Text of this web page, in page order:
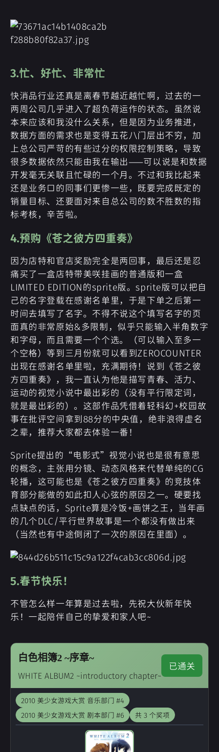
3.忙、好忙、非常忙
快消品行业还真是离春节越近越忙啊，过去的一
两周公司几乎进入了超负荷运作的状态。虽然说
本来应该和我没什么关系，但是因为业务推进，
数据方面的需求也是变得五花八门层出不穷，加
上总公司严苛的有些过分的权限控制策略，导致
很多数据依然只能由我在输出——可以说是和数据
开发毫无关联且忙碌的一个月。不过和我比起来
还是业务口的同事们更惨一些，既要完成既定的
销量目标、还要面对来自总公司的数不胜数的指
标考核，辛苦啦。
4.预购《苍之彼方四重奏》
因为店特和官店奖励完全是两回事，最后还是忍
痛买了一盒店特带美咲挂画的普通版和一盒
LIMITED EDITION的sprite版。sprite版可以把自
己的名字登载在感谢名单里，于是下单之后第一
时间去填写了名字。不得不说这个填写名字的页
面真的非常原始&多限制，似乎只能输入半角数字
和字母，而且需要一个个选。（可以输入至多一
个空格）等到三月份就可以看到ZEROCOUNTER
出现在感谢名单里啦，充满期待！说到《苍之彼
方四重奏》，我一直认为他是描写青春、活力、
运动的视觉小说中最出彩的（没有平行限定词，
就是最出彩的）。这部作品凭借着轻科幻+校园故
事在批评空间拿到88分的中央值，绝非浪得虚名
之辈，推荐大家都去体验一番！
Sprite提出的“电影式”视觉小说也是很有意思
的概念，主张用分镜、动态风格来代替单纯的CG
轮播，这可能也是《苍之彼方四重奏》的竞技体
育部分能做的如此扣人心弦的原因之一。硬要找
点缺点的话，Sprite算是冷饭+画饼之王，当年画
的几个DLC/平行世界故事是一个都没有做出来
（当然也有中途倒闭了一次的原因在里面）。
5.春节快乐！
不管怎么样一年算是过去啦，先祝大伙新年快
乐！一起陪伴自己的挚爱和家人吧~
白色相簿2 ~序章~
WHITE ALBUM2 ~introductory chapter~
已通关
2010 美少女游戏大赏 音乐部门 #4
2010 美少女游戏大赏 剧本部门 #6
共 3 个奖项